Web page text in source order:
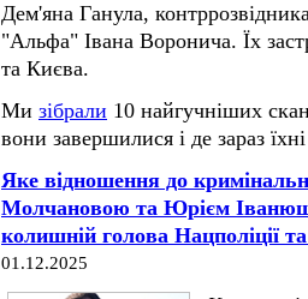
Дем'яна Ганула,
"Альфа" Івана Воронича. Їх
та Києва.
Ми зібрали 10 найгучніших
вони завершилися і де зараз
Яке відношення до
Молчановою та Юрієм
колишній голова Нацполіції
01.12.2025